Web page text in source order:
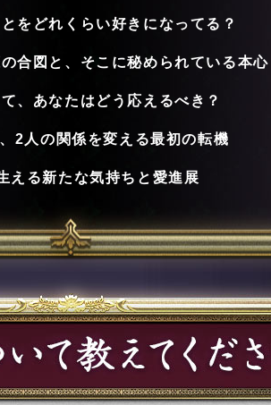
をどれくらい好きになってる？
合図と、そこに秘められている本心
、あなたはどう応えるべき？
2人の関係を変える最初の転機
える新たな気持ちと愛進展